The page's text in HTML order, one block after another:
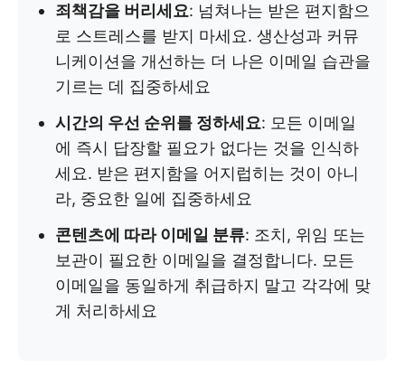
죄책감을 버리세요: 넘쳐나는 받은 편지함으
로 스트레스를 받지 마세요. 생산성과 커뮤
니케이션을 개선하는 더 나은 이메일 습관을
기르는 데 집중하세요
시간의 우선 순위를 정하세요: 모든 이메일
에 즉시 답장할 필요가 없다는 것을 인식하
세요. 받은 편지함을 어지럽히는 것이 아니
라, 중요한 일에 집중하세요
콘텐츠에 따라 이메일 분류: 조치, 위임 또는
보관이 필요한 이메일을 결정합니다. 모든
이메일을 동일하게 취급하지 말고 각각에 맞
게 처리하세요